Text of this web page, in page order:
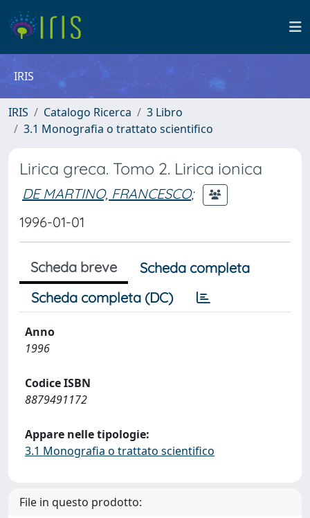
IRIS
IRIS Catalogo Ricerca
3 Libro
3.1 Monografia o trattato scientifico
Lirica greca. Tomo 2. Lirica ionica
DE MARTINO, FRANCESCO;
1996-01-01
Scheda breve
Scheda completa
Scheda completa (DC)
Anno
1996
Codice ISBN
8879491172
Appare nelle tipologie:
3.1 Monografia o trattato scientifico
File in questo prodotto: